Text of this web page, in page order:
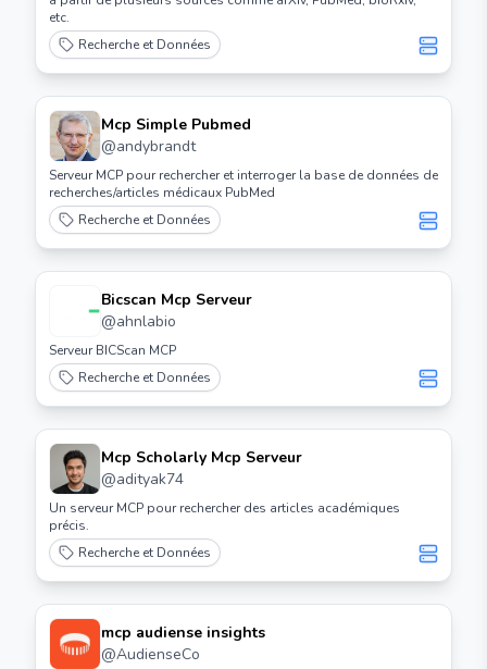
etc.
Recherche et Données
Mcp Simple Pubmed
@andybrandt
Serveur MCP pour rechercher et interroger la base de données de
recherches/articles médicaux PubMed
Recherche et Données
Bicscan Mcp Serveur
@ahnlabio
Serveur BICScan MCP
Recherche et Données
Mcp Scholarly Mcp Serveur
@adityak74
Un serveur MCP pour rechercher des articles académiques
précis.
Recherche et Données
mcp audiense insights
@AudienseCo